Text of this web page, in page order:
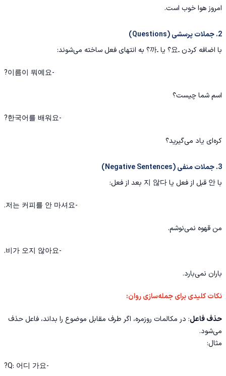
امروز هوا خوب است.
2. جملات پرسشی (Questions)
با اضافه کردن ـ요؟ یا ـ까؟ به انتهای فعل ساخته می‌شوند:
-이름이 뭐예요?
اسم شما چیست؟
-한국어를 배워요?
کره‌ای یاد می‌گیرید؟
3. جملات منفی (Negative Sentences)
با 안 قبل از فعل یا 지 않다 بعد از فعل:
-저는 커피를 안 마셔요.
من قهوه نمی‌نوشم.
-비가 오지 않아요.
باران نمی‌بارد.
نکات کلیدی برای جمله‌سازی روان:
حذف فاعل: در مکالمات روزمره، اگر طرف مقابل موضوع را بداند، فاعل حذف
می‌شود.
مثال:
-Q: 어디 가요?